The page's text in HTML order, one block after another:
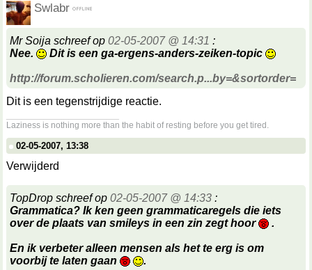
Swlabr
Mr Soija schreef op 02-05-2007 @ 14:31 :
Nee.
Dit is een ga-ergens-anders-zeiken-topic
http://forum.scholieren.com/search.p...by=&sortorder=
Dit is een tegenstrijdige reactie.
Laziness is nothing more than the habit of resting before you get tired.
02-05-2007, 13:38
Verwijderd
TopDrop schreef op 02-05-2007 @ 14:33 :
Grammatica? Ik ken geen grammaticaregels die iets
over de plaats van smileys in een zin zegt hoor
.
En ik verbeter alleen mensen als het te erg is om
voorbij te laten gaan
.